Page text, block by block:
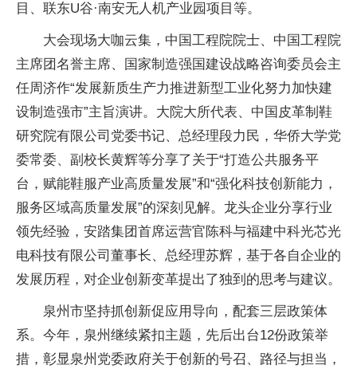
目、联东U谷·南安无人机产业园项目等。
大会现场大咖云集，中国工程院院士、中国工程院
主席团名誉主席、国家制造强国建设战略咨询委员会主
任周济作“发展新质生产力推进新型工业化努力加快建
设制造强市”主旨演讲。大院大所代表、中国皮革制鞋
研究院有限公司党委书记、总经理段力民，华侨大学党
委常委、副校长黄辉等分享了关于“打造公共服务平
台，赋能鞋服产业高质量发展”和“强化科技创新能力，
服务区域高质量发展”的深刻见解。龙头企业分享行业
领先经验，安踏集团首席运营官陈科与福建中科光芯光
电科技有限公司董事长、总经理苏辉，基于各自企业的
发展历程，对企业创新变革提出了独到的思考与建议。
泉州市坚持抓创新促应用导向，配套三层政策体
系。今年，泉州继续紧扣主题，先后出台12份政策举
措，彰显泉州党委政府关于创新的号召、路径与担当，